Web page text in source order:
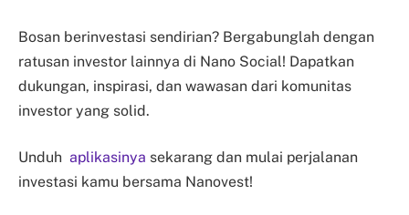
Bosan berinvestasi sendirian? Bergabunglah dengan
ratusan investor lainnya di Nano Social! Dapatkan
dukungan, inspirasi, dan wawasan dari komunitas
investor yang solid.
Unduh aplikasinya sekarang dan mulai perjalanan
investasi kamu bersama Nanovest!